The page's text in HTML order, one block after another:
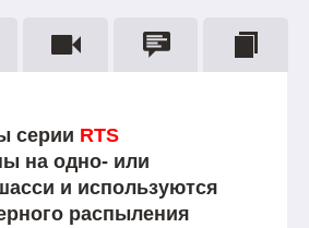
серии RTS
на одно- или
и используются
распыления